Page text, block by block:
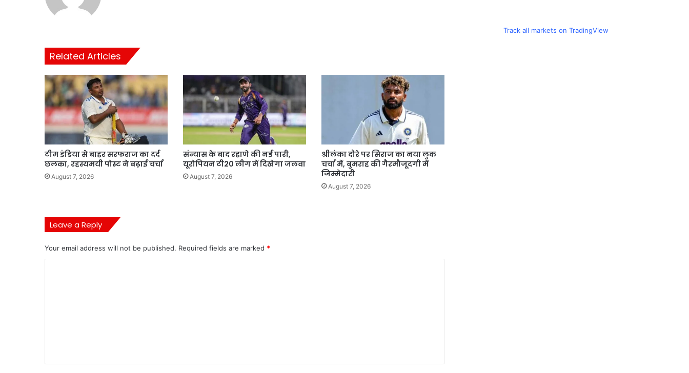
Related Articles
टीम इंडिया से बाहर सरफराज का दर्द
छलका, रहस्यमयी पोस्ट ने बढ़ाई चर्चा
August 7, 2026
संन्यास के बाद रहाणे की नई पारी,
यूरोपियन टी20 लीग में दिखेगा जलवा
August 7, 2026
श्रीलंका दौरे पर सिराज का नया लुक
चर्चा में, बुमराह की गैरमौजूदगी में
जिम्मेदारी
August 7, 2026
Leave a Reply
Your email address will not be published. Required fields are marked *
Track all markets on TradingView